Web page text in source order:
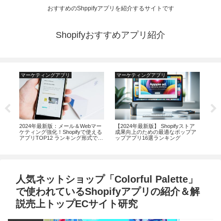
おすすめのShppifyアプリを紹介するサイトです
Shopifyおすすめアプリ紹介
マーケティングアプリ
2024年最新版：メール＆Webマー
ケティング強化！Shopifyで使える
アプリTOP12 ランキング形式で徹
マーケティングアプリ
【2024年最新版】 Shopifyストア
成果向上のための最適なポップア
ップアプリ16選ランキング
人気ネットショップ「Colorful Palette」
で使われているShopifyアプリの紹介＆解
説売上トップECサイト研究